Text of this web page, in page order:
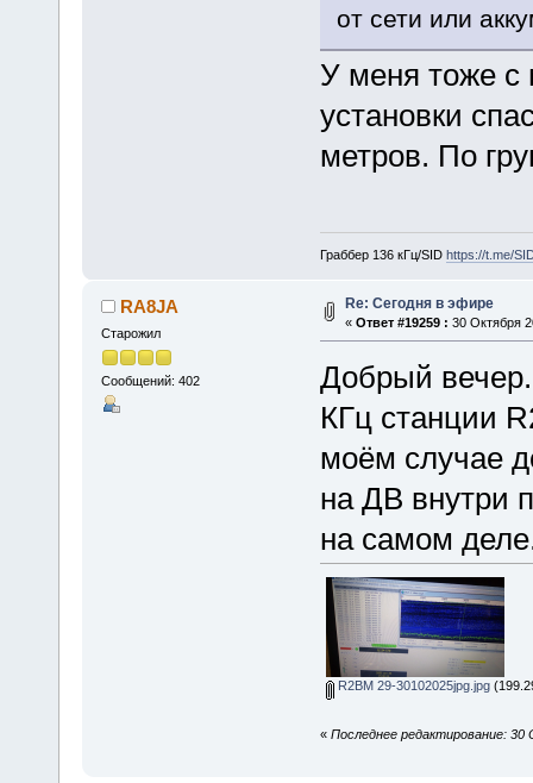
от сети или
У меня тоже с
установки
метров. По
Граббер 136 кГц/SID https://t.me/
RA8JA
Старожил
Сообщений: 402
Re: Сегодня в эфире
« Ответ #19259 : 30 Октября
Добрый
КГц станции
моём случае
на ДВ внутри
на самом
R2BM 29-30102025jpg.jpg
« Последнее редактирование: